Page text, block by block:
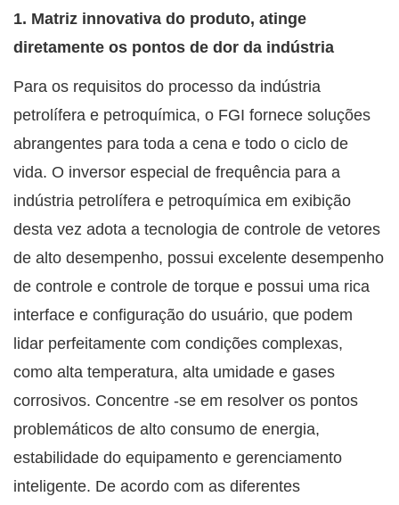
1. Matriz innovativa do produto, atinge
diretamente os pontos de dor da indústria
Para os requisitos do processo da indústria
petrolífera e petroquímica, o FGI fornece soluções
abrangentes para toda a cena e todo o ciclo de
vida. O inversor especial de frequência para a
indústria petrolífera e petroquímica em exibição
desta vez adota a tecnologia de controle de vetores
de alto desempenho, possui excelente desempenho
de controle e controle de torque e possui uma rica
interface e configuração do usuário, que podem
lidar perfeitamente com condições complexas,
como alta temperatura, alta umidade e gases
corrosivos. Concentre -se em resolver os pontos
problemáticos de alto consumo de energia,
estabilidade do equipamento e gerenciamento
inteligente. De acordo com as diferentes